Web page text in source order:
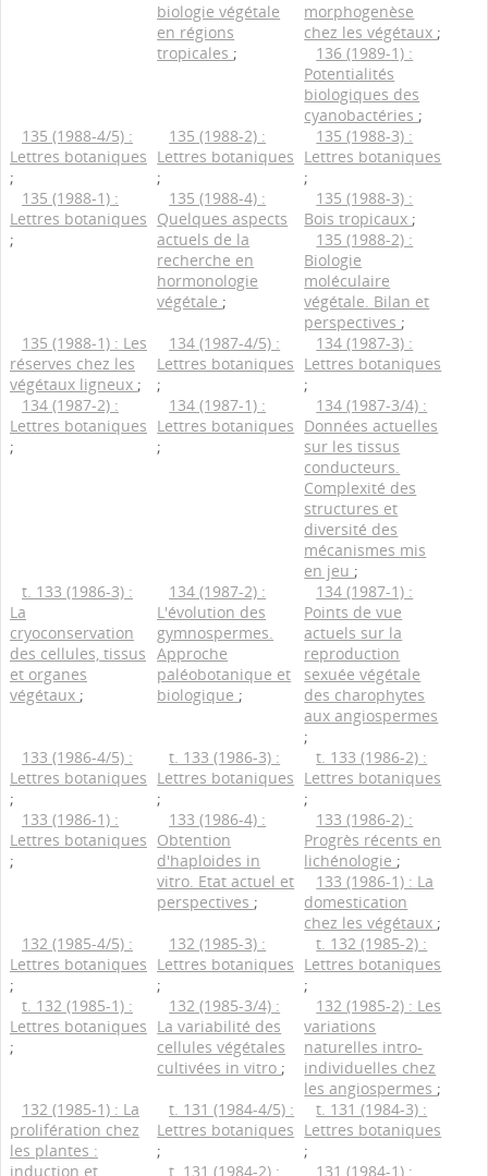
biologie végétale
en régions
tropicales ;
morphogenèse
chez les végétaux ;
136 (1989-1) :
Potentialités
biologiques des
cyanobactéries ;
135 (1988-4/5) :
Lettres botaniques
;
135 (1988-2) :
Lettres botaniques
;
135 (1988-3) :
Lettres botaniques
;
135 (1988-1) :
Lettres botaniques
;
135 (1988-4) :
Quelques aspects
actuels de la
recherche en
hormonologie
végétale ;
135 (1988-3) :
Bois tropicaux ;
135 (1988-2) :
Biologie
moléculaire
végétale. Bilan et
perspectives ;
135 (1988-1) : Les
réserves chez les
végétaux ligneux ;
134 (1987-4/5) :
Lettres botaniques
;
134 (1987-3) :
Lettres botaniques
;
134 (1987-2) :
Lettres botaniques
;
134 (1987-1) :
Lettres botaniques
;
134 (1987-3/4) :
Données actuelles
sur les tissus
conducteurs.
Complexité des
structures et
diversité des
mécanismes mis
en jeu ;
t. 133 (1986-3) :
La
cryoconservation
des cellules, tissus
et organes
végétaux ;
134 (1987-2) :
L'évolution des
gymnospermes.
Approche
paléobotanique et
biologique ;
134 (1987-1) :
Points de vue
actuels sur la
reproduction
sexuée végétale
des charophytes
aux angiospermes
;
133 (1986-4/5) :
Lettres botaniques
;
t. 133 (1986-3) :
Lettres botaniques
;
t. 133 (1986-2) :
Lettres botaniques
;
133 (1986-1) :
Lettres botaniques
;
133 (1986-4) :
Obtention
d'haploides in
vitro. Etat actuel et
perspectives ;
133 (1986-2) :
Progrès récents en
lichénologie ;
133 (1986-1) : La
domestication
chez les végétaux ;
132 (1985-4/5) :
Lettres botaniques
;
132 (1985-3) :
Lettres botaniques
;
t. 132 (1985-2) :
Lettres botaniques
;
t. 132 (1985-1) :
Lettres botaniques
;
132 (1985-3/4) :
La variabilité des
cellules végétales
cultivées in vitro ;
132 (1985-2) : Les
variations
naturelles intro-
individuelles chez
les angiospermes ;
132 (1985-1) : La
prolifération chez
les plantes :
induction et
t. 131 (1984-4/5) :
Lettres botaniques
;
t. 131 (1984-3) :
Lettres botaniques
;
t. 131 (1984-2) :
131 (1984-1) :